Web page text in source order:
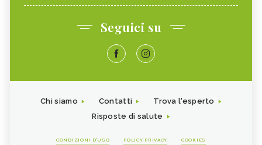
Seguici su
Chi siamo Contatti
Trova l'esperto
Risposte di salute
CONDIZIONI D'USO POLICY PRIVACY COOKIES